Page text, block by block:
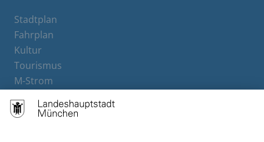
Stadtplan
Fahrplan
Kultur
Tourismus
M-Strom
Hotels